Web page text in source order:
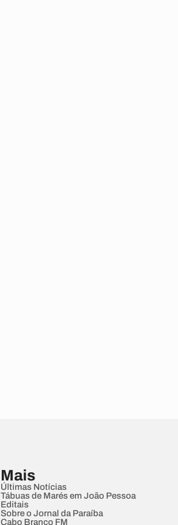
Mais
Últimas Notícias
Tábuas de Marés em João Pessoa
Editais
Sobre o Jornal da Paraíba
Cabo Branco FM